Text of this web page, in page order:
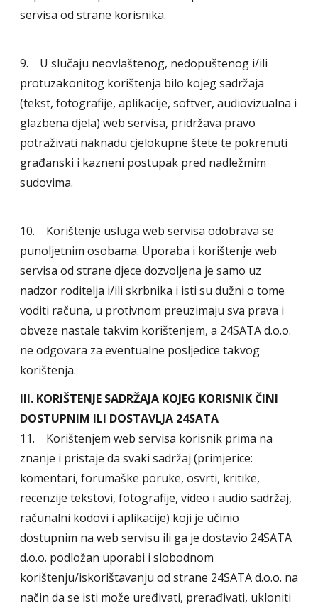
servisa od strane korisnika.
9. U slučaju neovlaštenog, nedopuštenog i/ili
protuzakonitog korištenja bilo kojeg sadržaja
(tekst, fotografije, aplikacije, softver, audiovizualna i
glazbena djela) web servisa, pridržava pravo
potraživati naknadu cjelokupne štete te pokrenuti
građanski i kazneni postupak pred nadležmim
sudovima.
10. Korištenje usluga web servisa odobrava se
punoljetnim osobama. Uporaba i korištenje web
servisa od strane djece dozvoljena je samo uz
nadzor roditelja i/ili skrbnika i isti su dužni o tome
voditi računa, u protivnom preuzimaju sva prava i
obveze nastale takvim korištenjem, a 24SATA d.o.o.
ne odgovara za eventualne posljedice takvog
korištenja.
III. KORIŠTENJE SADRŽAJA KOJEG KORISNIK ČINI
DOSTUPNIM ILI DOSTAVLJA 24SATA
11. Korištenjem web servisa korisnik prima na
znanje i pristaje da svaki sadržaj (primjerice:
komentari, forumaške poruke, osvrti, kritike,
recenzije tekstovi, fotografije, video i audio sadržaj,
računalni kodovi i aplikacije) koji je učinio
dostupnim na web servisu ili ga je dostavio 24SATA
d.o.o. podložan uporabi i slobodnom
korištenju/iskorištavanju od strane 24SATA d.o.o. na
način da se isti može uređivati, prerađivati, ukloniti